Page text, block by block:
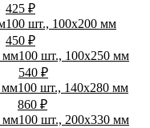
425 ₽
100 шт., 100х200 мм
450 ₽
мм100 шт., 100х250 мм
540 ₽
мм100 шт., 140х280 мм
860 ₽
мм100 шт., 200х330 мм